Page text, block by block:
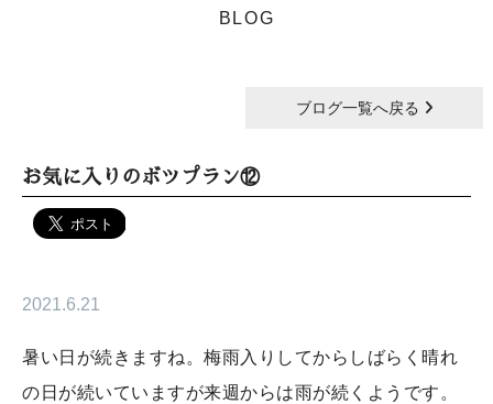
BLOG
ブログ一覧へ戻る
お気に入りのボツプラン⑫
2021.6.21
暑い日が続きますね。梅雨入りしてからしばらく晴れ
の日が続いていますが来週からは雨が続くようです。